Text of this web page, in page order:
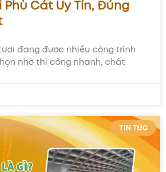
Phù Cát Uy Tín, Đúng
đang được nhiều công trình
nhờ thi công nhanh, chất
TIN TỨC